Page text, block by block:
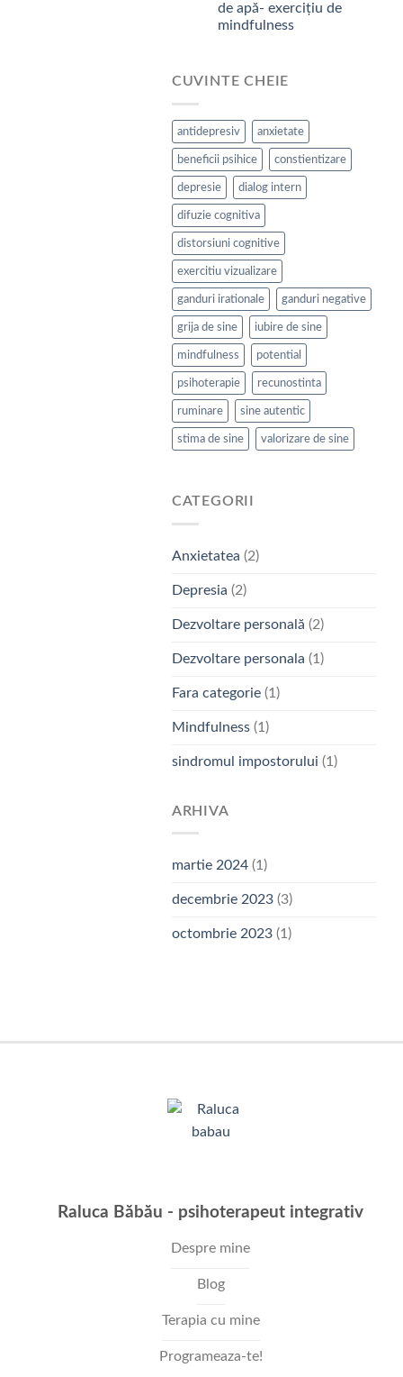
de apă- exercițiu de
mindfulness
CUVINTE CHEIE
antidepresiv anxietate
beneficii psihice constientizare
depresie dialog intern
difuzie cognitiva
distorsiuni cognitive
exercitiu vizualizare
ganduri irationale ganduri negative
grija de sine iubire de sine
mindfulness potential
psihoterapie recunostinta
ruminare sine autentic
stima de sine valorizare de sine
CATEGORII
Anxietatea (2)
Depresia (2)
Dezvoltare personală (2)
Dezvoltare personala (1)
Fara categorie(1)
Mindfulness(1)
sindromul impostorului (1)
ARHIVA
martie 2024(1)
decembrie 2023(3)
octombrie 2023(1)
Raluca Băbău - psihoterapeut integrativ
Despre mine
Blog
Terapia cu mine
Programeaza-te!